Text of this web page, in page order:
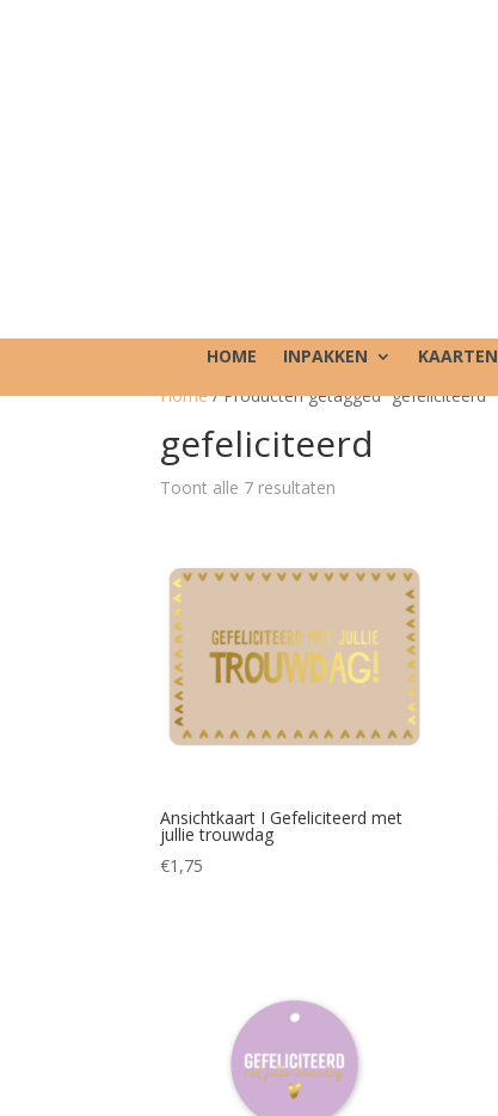
HOME INPAKKEN KAARTEN
Home/ Producten getagged “gefeliciteerd”
gefeliciteerd
Toont alle 7 resultaten
Ansichtkaart I Gefeliciteerd met
jullie trouwdag
€1,75